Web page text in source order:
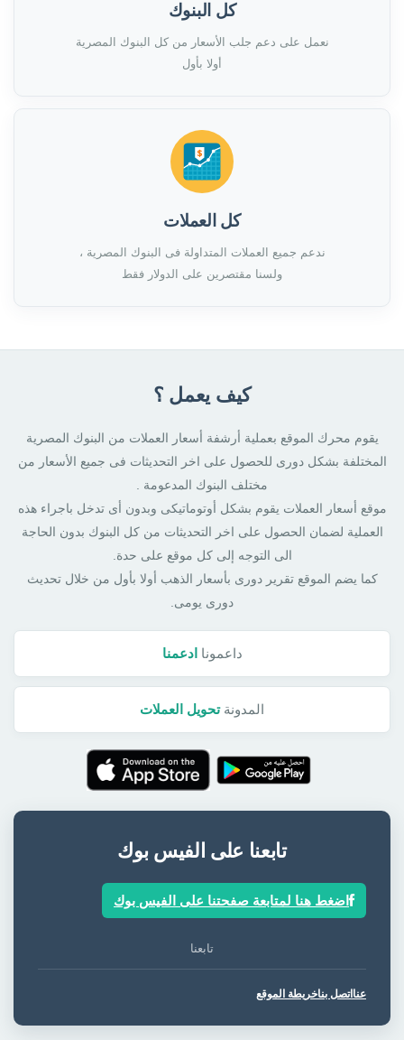
كل البنوك
نعمل على دعم جلب الأسعار من كل البنوك المصرية
أولا بأول
كل العملات
ندعم جميع العملات المتداولة فى البنوك المصرية ،
ولسنا مقتصرين على الدولار فقط
كيف يعمل ؟
يقوم محرك الموقع بعملية أرشفة أسعار العملات من البنوك المصرية
المختلفة بشكل دورى للحصول على اخر التحديثات فى جميع الأسعار من
مختلف البنوك المدعومة .
موقع أسعار العملات يقوم بشكل أوتوماتيكى وبدون أى تدخل باجراء هذه
العملية لضمان الحصول على اخر التحديثات من كل البنوك بدون الحاجة
الى التوجه إلى كل موقع على حدة.
كما يضم الموقع تقرير دورى بأسعار الذهب أولا بأول من خلال تحديث
دورى يومى.
داعمونا ادعمنا
المدونةتحويل العملات
تابعنا على الفيس بوك
اضغط هنا لمتابعة صفحتنا على الفيس بوك
تابعنا
عنا اتصل بناخريطة الموقع